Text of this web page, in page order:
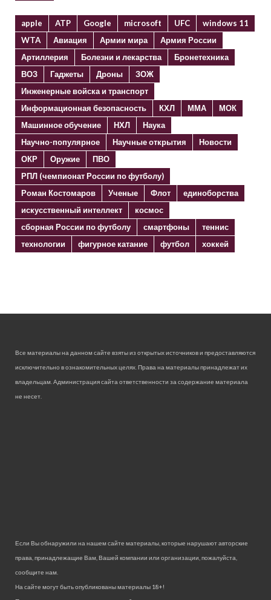
apple ATP Google microsoft UFC
windows 11
WTA
Авиация Армии мира
Армия России
Артиллерия
Болезни и лекарства
Бронетехника
ВОЗ
Гаджеты Дроны
ЗОЖ
Инженерные войска и транспорт
Информационная безопасность
КХЛ ММА
МОК
Машинное обучение
НХЛ
Наука
Научно-популярное
Научные открытия
Новости
ОКР
Оружие
ПВО
РПЛ (чемпионат России по футболу)
Роман Костомаров
Ученые Флот
единоборства
искусственный интеллект
космос
сборная России по футболу
смартфоны
теннис
технологии
фигурное катание футбол хоккей
Все материалы на данном сайте взяты из открытых источников и предоставляются
исключительно в ознакомительных целях. Права на материалы принадлежат их
владельцам. Администрация сайта ответственности за содержание материала
не несет.
Если Вы обнаружили на нашем сайте материалы, которые нарушают авторские
права, принадлежащие Вам, Вашей компании или организации, пожалуйста,
сообщите нам.
На сайте могут быть опубликованы материалы 18+!